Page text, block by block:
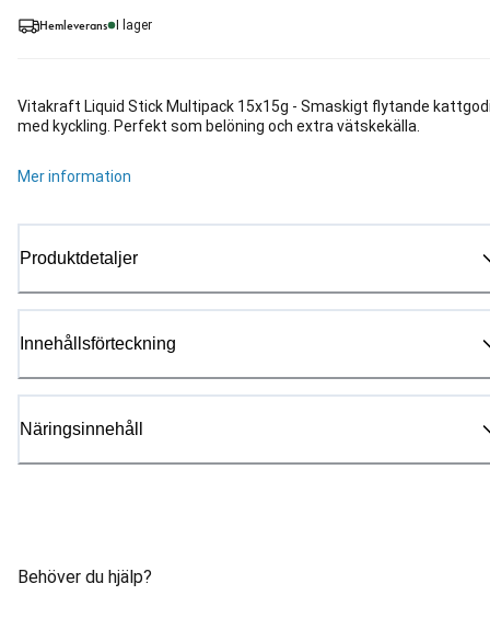
Hemleverans I lager
Vitakraft Liquid Stick Multipack 15x15g - Smaskigt flytande
med kyckling. Perfekt som belöning och extra vätskekälla.
Mer information
Produktdetaljer
Innehållsförteckning
Näringsinnehåll
Behöver du hjälp?